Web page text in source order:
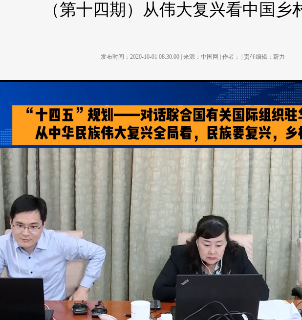
（第十四期）从伟大复兴看中国乡
发布时间：2020-10-01 08:30:00 | 来源：中国网 | 作者： | 责任编辑：蔚力